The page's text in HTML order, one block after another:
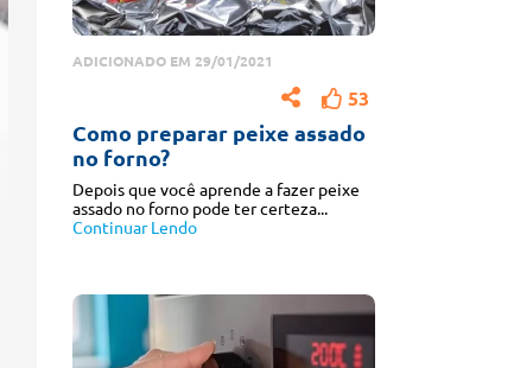
ADICIONADO EM 29/01/2021
53
Como preparar peixe assado
no forno?
Depois que você aprende a fazer peixe
assado no forno pode ter certeza...
Continuar Lendo